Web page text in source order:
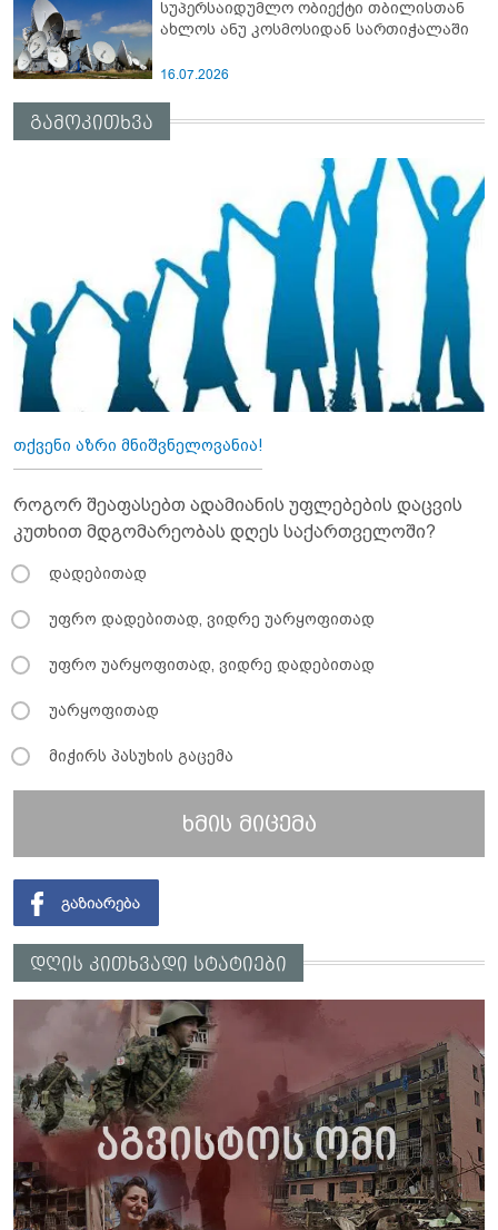
სუპერსაიდუმლო ობიექტი თბილისთან
ახლოს ანუ კოსმოსიდან სართიჭალაში
16.07.2026
გამოკითხვა
თქვენი აზრი მნიშვნელოვანია!
როგორ შეაფასებთ ადამიანის უფლებების დაცვის
კუთხით მდგომარეობას დღეს საქართველოში?
დადებითად
უფრო დადებითად, ვიდრე უარყოფითად
უფრო უარყოფითად, ვიდრე დადებითად
უარყოფითად
მიჭირს პასუხის გაცემა
ხმის მიცემა
დღის კითხვადი სტატიები